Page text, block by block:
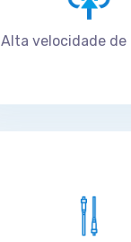
Alta velocidade de